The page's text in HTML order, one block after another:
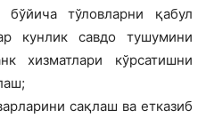
бўйича тўловларни қабул
кунлик савдо тушумини
хизматлари кўрсатишни
сақлаш ва етказиб